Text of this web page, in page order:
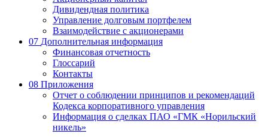
Дивидендная политика
Управление долговым портфелем
Взаимодействие с акционерами
07 Дополнительная информация
Финансовая отчетность
Глоссарий
Контакты
08 Приложения
Отчет о соблюдении принципов и рекомендаций
Кодекса корпоративного управления
Информация о сделках ПАО «ГМК «Норильский
никель»